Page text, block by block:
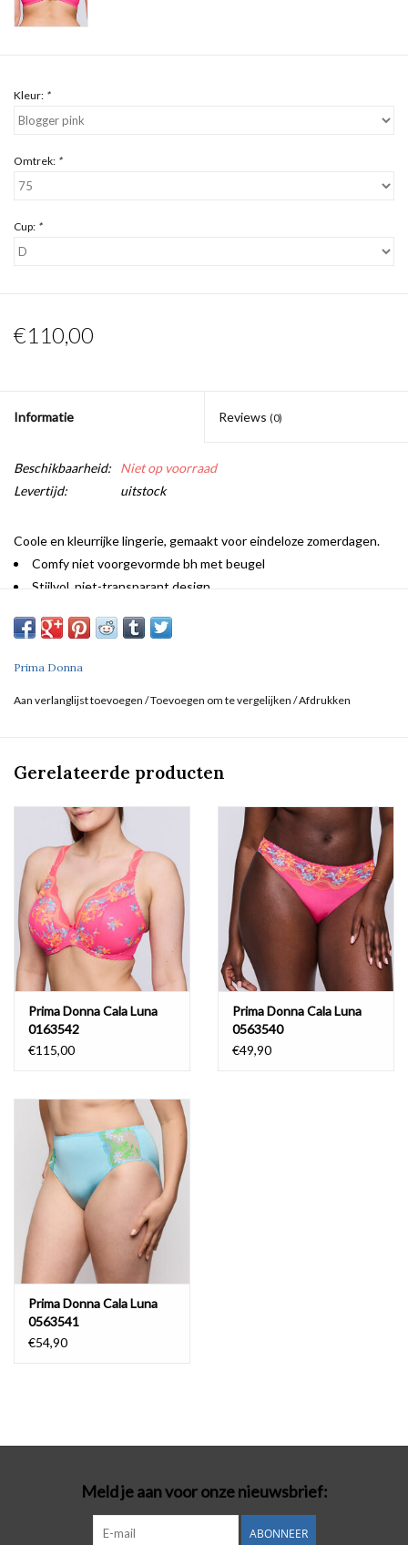
Kleur: *
Omtrek: *
Cup: *
€110,00
Informatie Reviews (0)
Beschikbaarheid:
Niet op voorraad
Levertijd:
uitstock
Coole en kleurrijke lingerie, gemaakt voor eindeloze zomerdagen.
Comfy niet voorgevormde bh met beugel
Stijlvol, niet-transparant design
In fris en flatterend blauw
Prima Donna
Aan verlanglijst toevoegen /Toevoegen om te vergelijken /Afdrukken
Gerelateerde producten
Prima Donna Cala Luna
0163542
€115,00
Prima Donna Cala Luna
0563540
€49,90
Prima Donna Cala Luna
0563541
€54,90
Meld je aan voor onze nieuwsbrief:
ABONNEER